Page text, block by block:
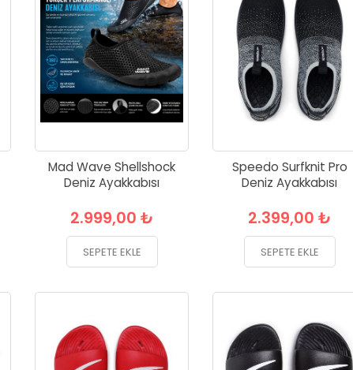
Mad Wave Shellshock
Deniz Ayakkabısı
2.999,00 ₺
SEPETE EKLE
Speedo Surfknit Pro
Deniz Ayakkabısı
2.399,00 ₺
SEPETE EKLE